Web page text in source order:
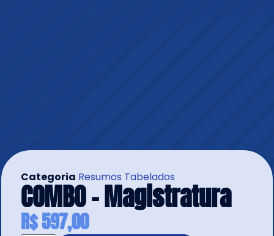
Categoria Resumos Tabelados
COMBO – Magistratura
R$597,00